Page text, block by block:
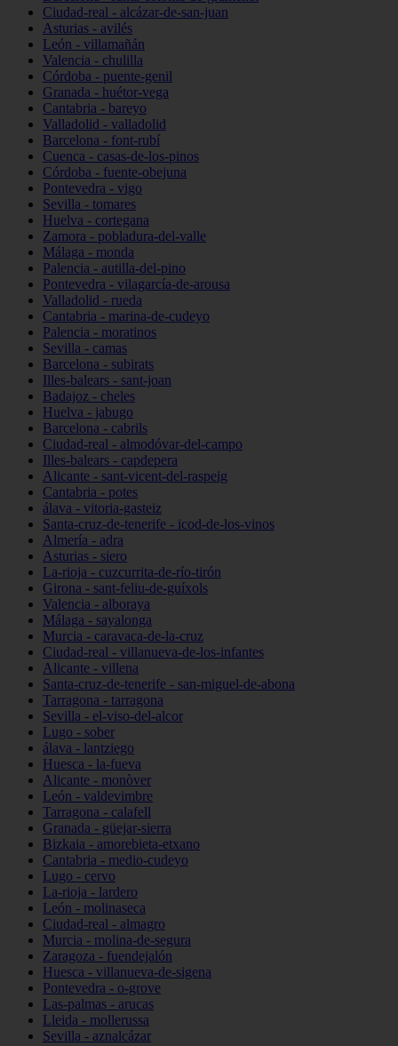
Ciudad-real - alcázar-de-san-juan
Asturias - avilés
León - villamañán
Valencia - chulilla
Córdoba - puente-genil
Granada - huétor-vega
Cantabria - bareyo
Valladolid - valladolid
Barcelona - font-rubí
Cuenca - casas-de-los-pinos
Córdoba - fuente-obejuna
Pontevedra - vigo
Sevilla - tomares
Huelva - cortegana
Zamora - pobladura-del-valle
Málaga - monda
Palencia - autilla-del-pino
Pontevedra - vilagarcía-de-arousa
Valladolid - rueda
Cantabria - marina-de-cudeyo
Palencia - moratinos
Sevilla - camas
Barcelona - subirats
Illes-balears - sant-joan
Badajoz - cheles
Huelva - jabugo
Barcelona - cabrils
Ciudad-real - almodóvar-del-campo
Illes-balears - capdepera
Alicante - sant-vicent-del-raspeig
Cantabria - potes
álava - vitoria-gasteiz
Santa-cruz-de-tenerife - icod-de-los-vinos
Almería - adra
Asturias - siero
La-rioja - cuzcurrita-de-río-tirón
Girona - sant-feliu-de-guíxols
Valencia - alboraya
Málaga - sayalonga
Murcia - caravaca-de-la-cruz
Ciudad-real - villanueva-de-los-infantes
Alicante - villena
Santa-cruz-de-tenerife - san-miguel-de-abona
Tarragona - tarragona
Sevilla - el-viso-del-alcor
Lugo - sober
álava - lantziego
Huesca - la-fueva
Alicante - monòver
León - valdevimbre
Tarragona - calafell
Granada - güejar-sierra
Bizkaia - amorebieta-etxano
Cantabria - medio-cudeyo
Lugo - cervo
La-rioja - lardero
León - molinaseca
Ciudad-real - almagro
Murcia - molina-de-segura
Zaragoza - fuendejalón
Huesca - villanueva-de-sigena
Pontevedra - o-grove
Las-palmas - arucas
Lleida - mollerussa
Sevilla - aznalcázar